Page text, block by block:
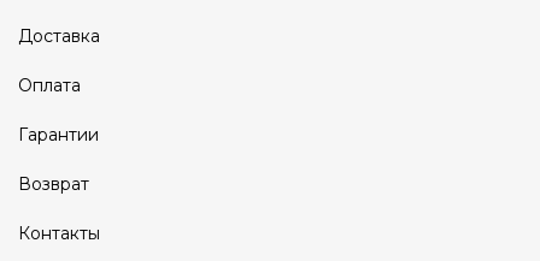
Доставка
Оплата
Гарантии
Возврат
Контакты